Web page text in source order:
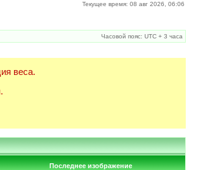
Текущее время: 08 авг 2026, 06:06
Часовой пояс: UTC + 3 часа
веса.
Последнее изображение